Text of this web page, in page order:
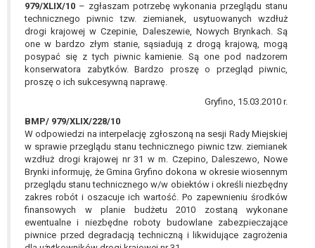
979/XLIX/10 – zgłaszam potrzebę wykonania przeglądu stanu
technicznego piwnic tzw. ziemianek, usytuowanych wzdłuż
drogi krajowej w Czepinie, Daleszewie, Nowych Brynkach. Są
one w bardzo złym stanie, sąsiadują z drogą krajową, mogą
posypać się z tych piwnic kamienie. Są one pod nadzorem
konserwatora zabytków. Bardzo proszę o przegląd piwnic,
proszę o ich sukcesywną naprawę.
Gryfino, 15.03.2010 r.
BMP/ 979/XLIX/228/10
W odpowiedzi na interpelację zgłoszoną na sesji Rady Miejskiej
w sprawie przeglądu stanu technicznego piwnic tzw. ziemianek
wzdłuż drogi krajowej nr 31 w m. Czepino, Daleszewo, Nowe
Brynki informuję, że Gmina Gryfino dokona w okresie wiosennym
przeglądu stanu technicznego w/w obiektów i określi niezbędny
zakres robót i oszacuje ich wartość. Po zapewnieniu środków
finansowych w planie budżetu 2010 zostaną wykonane
ewentualne i niezbędne roboty budowlane zabezpieczające
piwnice przed degradacją techniczną i likwidujące zagrożenia